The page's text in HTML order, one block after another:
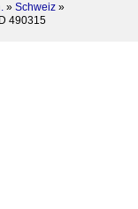
» Schweiz »
ID 490315